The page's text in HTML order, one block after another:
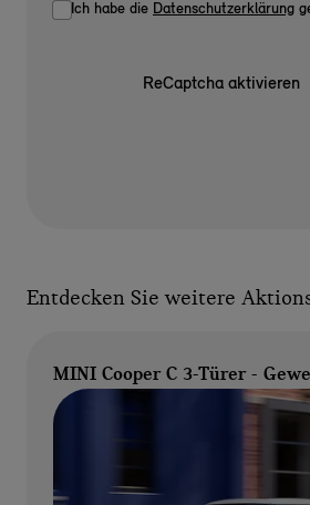
Ich habe die Datenschutzerklärung
ReCaptcha aktivieren
Entdecken Sie weitere
MINI Cooper C 3-Türer -